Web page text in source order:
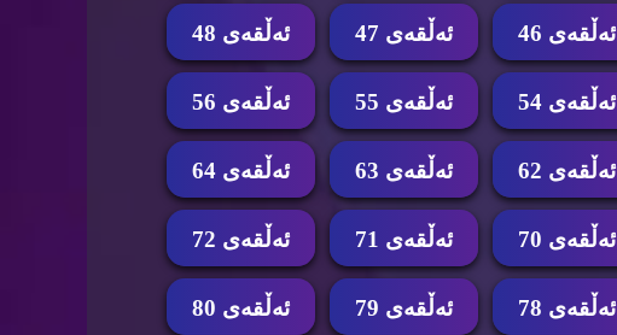
ئه‌ڵقه‌ی 46 ئه‌ڵقه‌ی 47 ئه‌ڵقه‌ی 48
ئه‌ڵقه‌ی 54 ئه‌ڵقه‌ی 55 ئه‌ڵقه‌ی 56
ئه‌ڵقه‌ی 62 ئه‌ڵقه‌ی 63 ئه‌ڵقه‌ی 64
ئه‌ڵقه‌ی 70 ئه‌ڵقه‌ی 71 ئه‌ڵقه‌ی 72
ئه‌ڵقه‌ی 78 ئه‌ڵقه‌ی 79 ئه‌ڵقه‌ی 80